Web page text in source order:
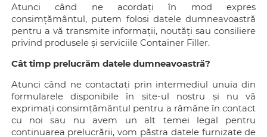
Atunci când ne acordați în mod expres
consimțământul, putem folosi datele dumneavoastră
pentru a vă transmite informații, noutăți sau consiliere
privind produsele și serviciile Container Filler.
Cât timp prelucrăm datele dumneavoastră?
Atunci când ne contactați prin intermediul unuia din
formularele disponibile în site-ul nostru și nu vă
exprimați consimțământul pentru a rămâne în contact
cu noi sau nu avem un alt temei legal pentru
continuarea prelucrării, vom păstra datele furnizate de